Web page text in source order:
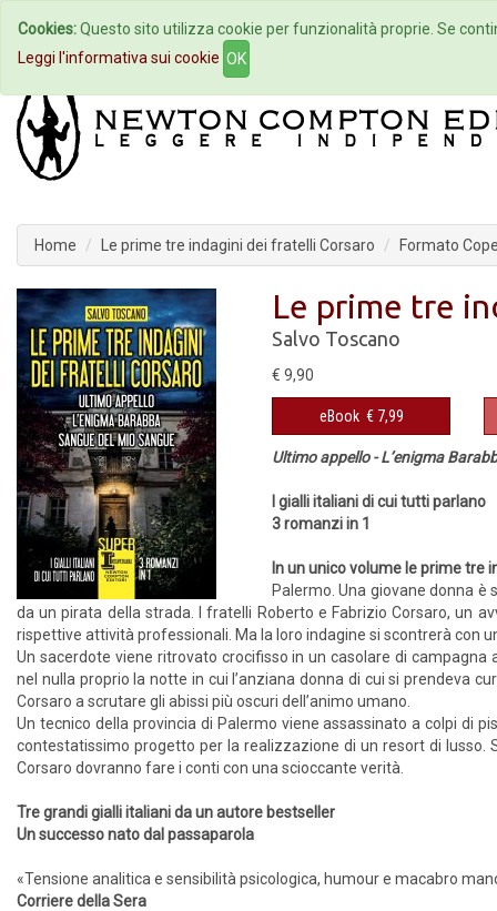
Home Autori Eventi
Home Le prime tre indagini dei fratelli Corsaro Formato
Le prime tre
Salvo Toscano
€ 9,90
eBook € 7,99
Ultimo appello - L’enigma
I gialli italiani di cui tutti parlano
3 romanzi in 1
In un unico volume le prime tre
Palermo. Una giovane donna
da un pirata della strada. I fratelli Roberto e Fabrizio Corsaro, un
rispettive attività professionali. Ma la loro indagine si scontrerà con
Un sacerdote viene ritrovato crocifisso in un casolare di
nel nulla proprio la notte in cui l’anziana donna di cui si prendeva
Corsaro a scrutare gli abissi più oscuri dell’animo umano.
Un tecnico della provincia di Palermo viene assassinato a colpi di
contestatissimo progetto per la realizzazione di un resort di
Corsaro dovranno fare i conti con una scioccante verità.
Tre grandi gialli italiani da un autore bestseller
Un successo nato dal passaparola
«Tensione analitica e sensibilità psicologica, humour e macabro
Corriere della Sera
Cookies:Questo sito utilizza cookie per funzionalità proprie. Se
Leggi l'informativa sui cookie OK